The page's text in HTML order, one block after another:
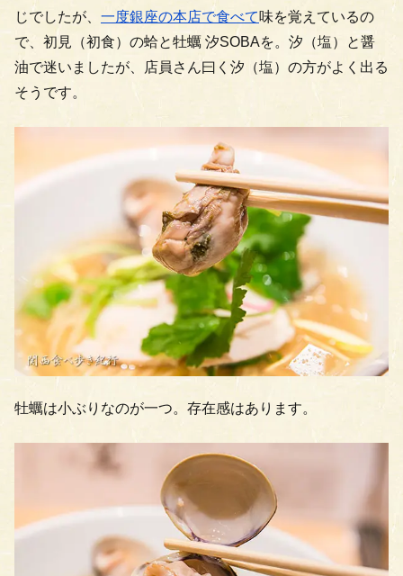
じでしたが、 一度銀座の本店で食べて味を覚えているの
で、初見（初食）の蛤と牡蠣 汐SOBAを。汐（塩）と醤
油で迷いましたが、店員さん曰く汐（塩）の方がよく出る
そうです。
牡蠣は小ぶりなのが一つ。存在感はあります。